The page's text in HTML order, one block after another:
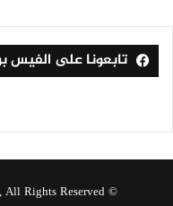
تابعونا على الفيس
© Copyright 2026, All Rights Reserved |